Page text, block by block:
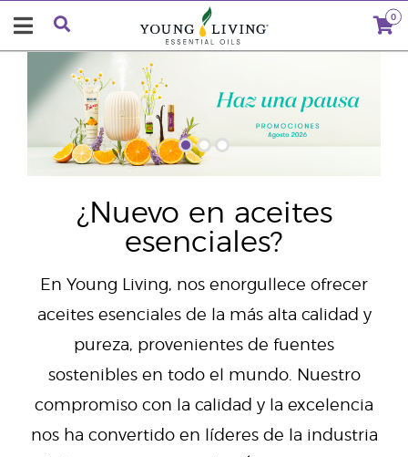
0
¿Nuevo en aceites
esenciales?
En Young Living, nos enorgullece ofrecer
aceites esenciales de la más alta calidad y
pureza, provenientes de fuentes
sostenibles en todo el mundo. Nuestro
compromiso con la calidad y la excelencia
nos ha convertido en líderes de la industria